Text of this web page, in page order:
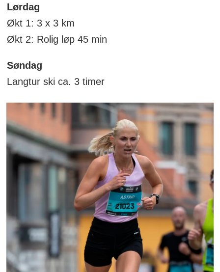
Lørdag
Økt 1: 3 x 3 km
Økt 2: Rolig løp 45 min
Søndag
Langtur ski ca. 3 timer